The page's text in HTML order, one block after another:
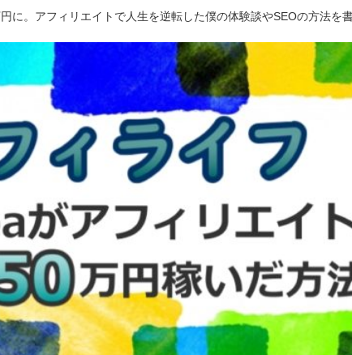
。アフィリエイトで人生を逆転した僕の体験談やSEOの方法を書